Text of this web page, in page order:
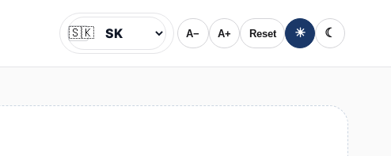
Jazyk
🇸🇰 A− A+ Reset ☀ ☾